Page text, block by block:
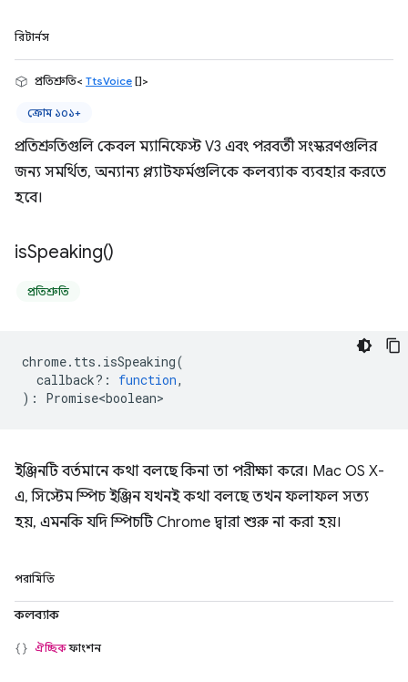
রিটার্নস
প্রতিশ্রুতি< TtsVoice []>
ক্রোম ১০১+
প্রতিশ্রুতিগুলি কেবল ম্যানিফেস্ট V3 এবং পরবর্তী সংস্করণগুলির
জন্য সমর্থিত, অন্যান্য প্ল্যাটফর্মগুলিকে কলব্যাক ব্যবহার করতে
হবে।
isSpeaking()
প্রতিশ্রুতি
chrome. tts . isSpeaking(
callback? : function,
) : Promise<boolean>
ইঞ্জিনটি বর্তমানে কথা বলছে কিনা তা পরীক্ষা করে। Mac OS X-
এ, সিস্টেম স্পিচ ইঞ্জিন যখনই কথা বলছে তখন ফলাফল সত্য
হয়, এমনকি যদি স্পিচটি Chrome দ্বারা শুরু না করা হয়।
পরামিতি
কলব্যাক
ঐচ্ছিকফাংশন